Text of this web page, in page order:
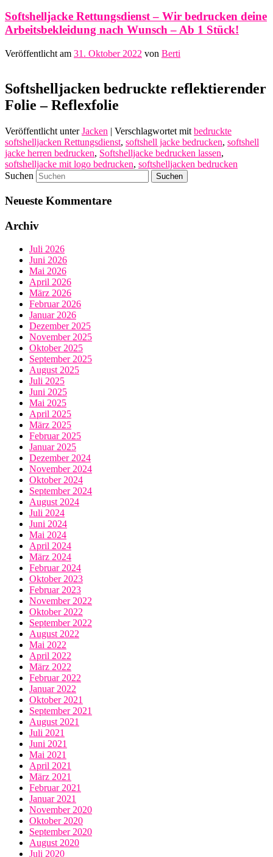
Softshelljacke Rettungsdienst – Wir bedrucken deine
Arbeitsbekleidung nach Wunsch – Ab 1 Stück!
Veröffentlicht am 31. Oktober 2022 von Berti
Softshelljacken bedruckte reflektierender
Folie – Reflexfolie
Veröffentlicht unter Jacken | Verschlagwortet mit bedruckte
softshelljacken Rettungsdienst, softshell jacke bedrucken, softshell
jacke herren bedrucken, Softshelljacke bedrucken lassen,
softshelljacke mit logo bedrucken, softshelljacken bedrucken
Suchen
Neueste Kommentare
Archiv
Juli 2026
Juni 2026
Mai 2026
April 2026
März 2026
Februar 2026
Januar 2026
Dezember 2025
November 2025
Oktober 2025
September 2025
August 2025
Juli 2025
Juni 2025
Mai 2025
April 2025
März 2025
Februar 2025
Januar 2025
Dezember 2024
November 2024
Oktober 2024
September 2024
August 2024
Juli 2024
Juni 2024
Mai 2024
April 2024
März 2024
Februar 2024
Oktober 2023
Februar 2023
November 2022
Oktober 2022
September 2022
August 2022
Mai 2022
April 2022
März 2022
Februar 2022
Januar 2022
Oktober 2021
September 2021
August 2021
Juli 2021
Juni 2021
Mai 2021
April 2021
März 2021
Februar 2021
Januar 2021
November 2020
Oktober 2020
September 2020
August 2020
Juli 2020